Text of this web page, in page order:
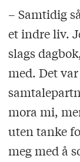
– Samtidig
et indre liv.
slags
med. Det
mora mi,
uten tanke
meg med å